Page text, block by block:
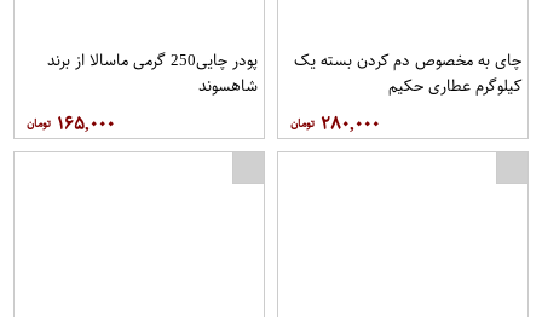
چای به مخصوص دم کردن بسته یک
کیلوگرم عطاری حکیم
۲۸۰,۰۰۰
پودر چایی250 گرمی ماسالا از برند
شاهسوند
۱۶۵,۰۰۰